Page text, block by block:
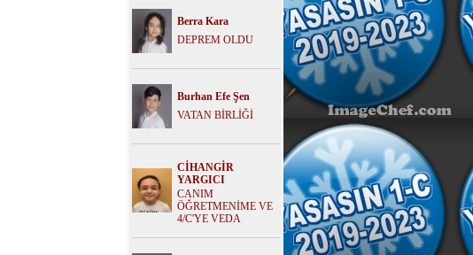
Berra Kara
DEPREM OLDU
Burhan Efe Şen
VATAN BİRLİĞİ
CİHANGİR
YARGICI
CANIM
ÖĞRETMENİME VE
4/C'YE VEDA